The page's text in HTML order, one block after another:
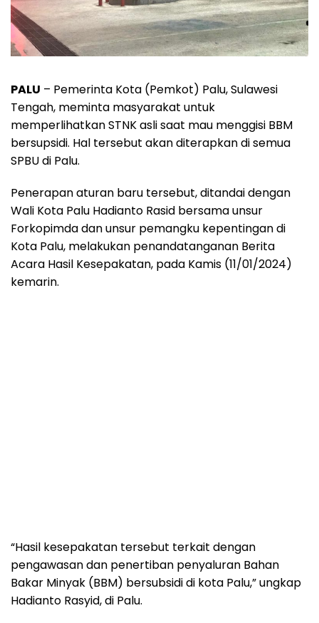
PALU – Pemerinta Kota (Pemkot) Palu, Sulawesi
Tengah, meminta masyarakat untuk
memperlihatkan STNK asli saat mau menggisi BBM
bersupsidi. Hal tersebut akan diterapkan di semua
SPBU di Palu.
Penerapan aturan baru tersebut, ditandai dengan
Wali Kota Palu Hadianto Rasid bersama unsur
Forkopimda dan unsur pemangku kepentingan di
Kota Palu, melakukan penandatanganan Berita
Acara Hasil Kesepakatan, pada Kamis (11/01/2024)
kemarin.
“Hasil kesepakatan tersebut terkait dengan
pengawasan dan penertiban penyaluran Bahan
Bakar Minyak (BBM) bersubsidi di kota Palu,” ungkap
Hadianto Rasyid, di Palu.